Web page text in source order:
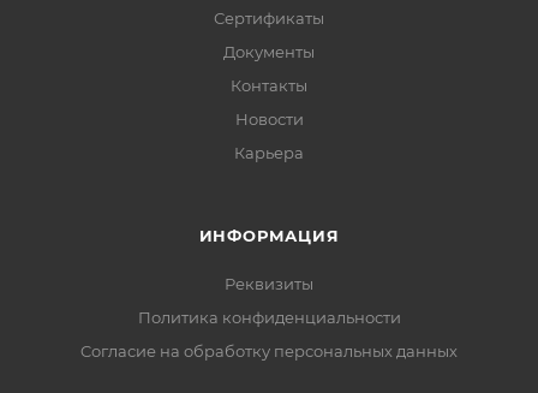
Сертификаты
Документы
Контакты
Новости
Карьера
ИНФОРМАЦИЯ
Реквизиты
Политика конфиденциальности
Cогласие на обработку персональных данных